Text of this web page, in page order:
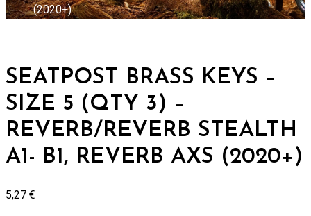
(2020+)
SEATPOST BRASS KEYS –
SIZE 5 (QTY 3) –
REVERB/REVERB STEALTH
A1- B1, REVERB AXS (2020+)
5,27 €